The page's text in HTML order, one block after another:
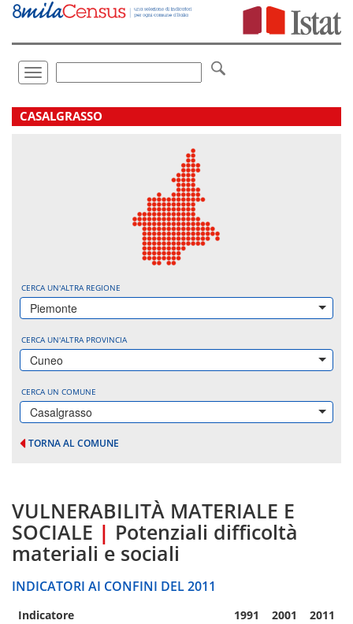
Vai
direttamente
Toggle
navigation
.
CASALGRASSO
CERCA UN'ALTRA REGIONE
Piemonte
CERCA UN'ALTRA PROVINCIA
Cuneo
CERCA UN COMUNE
Casalgrasso
TORNA AL COMUNE
VULNERABILITÀ MATERIALE E
SOCIALE | Potenziali difficoltà
materiali e sociali
INDICATORI AI CONFINI DEL 2011
Indicatore 1991 2001 2011